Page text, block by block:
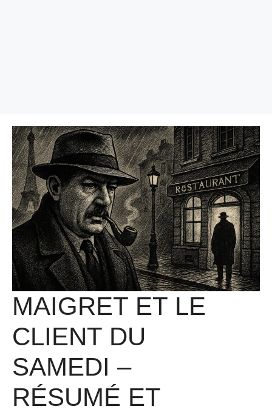
MAIGRET ET LE
CLIENT DU
SAMEDI –
RÉSUMÉ ET